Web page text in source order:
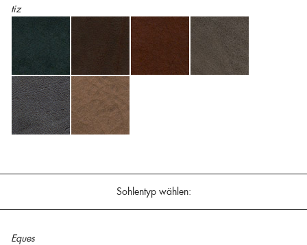
tiz
Sohlentyp wählen:
Eques